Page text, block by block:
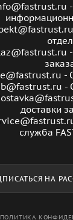
для работы
(необходимо
крышу иотдел
-
-
-
доставки
служба
НА
ПОЛИТИКА